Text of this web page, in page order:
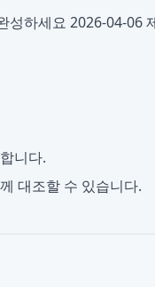
성하세요 2026-04-06
니다.
대조할 수 있습니다.